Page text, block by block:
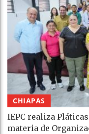
CHIAPAS
IEPC realiza
materia de